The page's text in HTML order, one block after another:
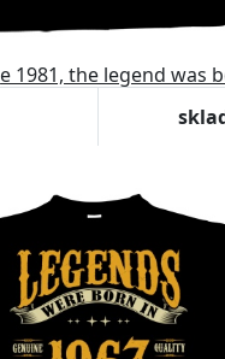
1981, the legend was